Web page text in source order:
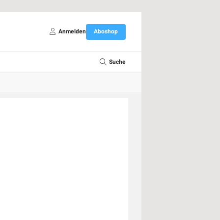
Anmelden Aboshop
Suche